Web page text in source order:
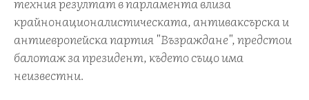
крайнонационалистическата, антиваксърска и
антиевропейска партия "Възраждане", предстои
балотаж за президент, където също има
неизвестни.